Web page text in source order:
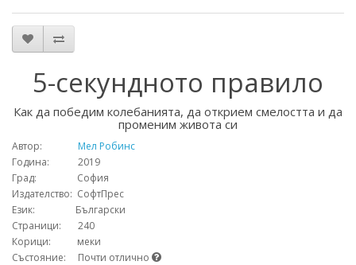
5-секундното правило
Как да победим колебанията, да открием смелостта и да
променим живота си
Автор:
Мел Робинс
Година: 2019
Град: София
Издателство: СофтПрес
Език: Български
Страници: 240
Корици: меки
Състояние: Почти отлично